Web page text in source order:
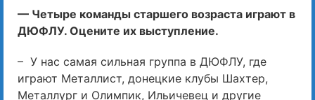
— Четыре команды старшего возраста играют в
ДЮФЛУ. Оцените их выступление.
– У нас самая сильная группа в ДЮФЛУ, где
играют Металлист, донецкие клубы Шахтер,
Металлург и Олимпик, Ильичевец и другие